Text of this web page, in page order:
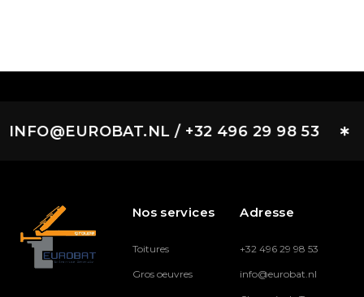
/ +32 496 29 98 53
Nos services
Toitures
Gros oeuvres
Adresse
+32 496 29 98 53
info@eurobat.nl